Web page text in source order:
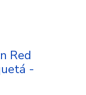
Red
-